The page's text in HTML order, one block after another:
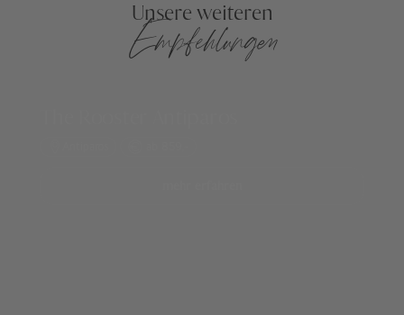
Unsere weiteren
Empfehlungen